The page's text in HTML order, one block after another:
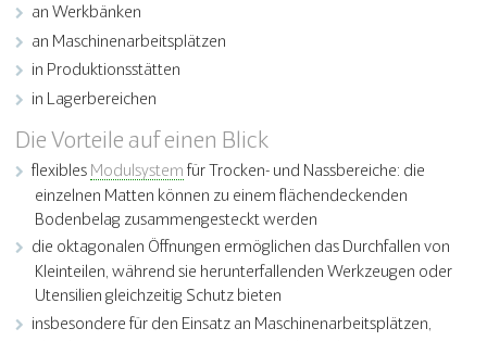
an Werkbänken
an Maschinenarbeitsplätzen
in Produktionsstätten
in Lagerbereichen
Die Vorteile auf einen Blick
flexibles Modulsystem für Trocken- und Nassbereiche: die
einzelnen Matten können zu einem flächendeckenden
Bodenbelag zusammengesteckt werden
die oktagonalen Öffnungen ermöglichen das Durchfallen von
Kleinteilen, während sie herunterfallenden Werkzeugen oder
Utensilien gleichzeitig Schutz bieten
insbesondere für den Einsatz an Maschinenarbeitsplätzen,